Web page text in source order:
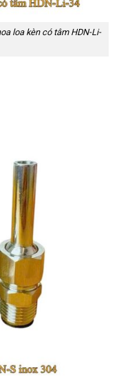
loa kèn có tâm HDN-Li-